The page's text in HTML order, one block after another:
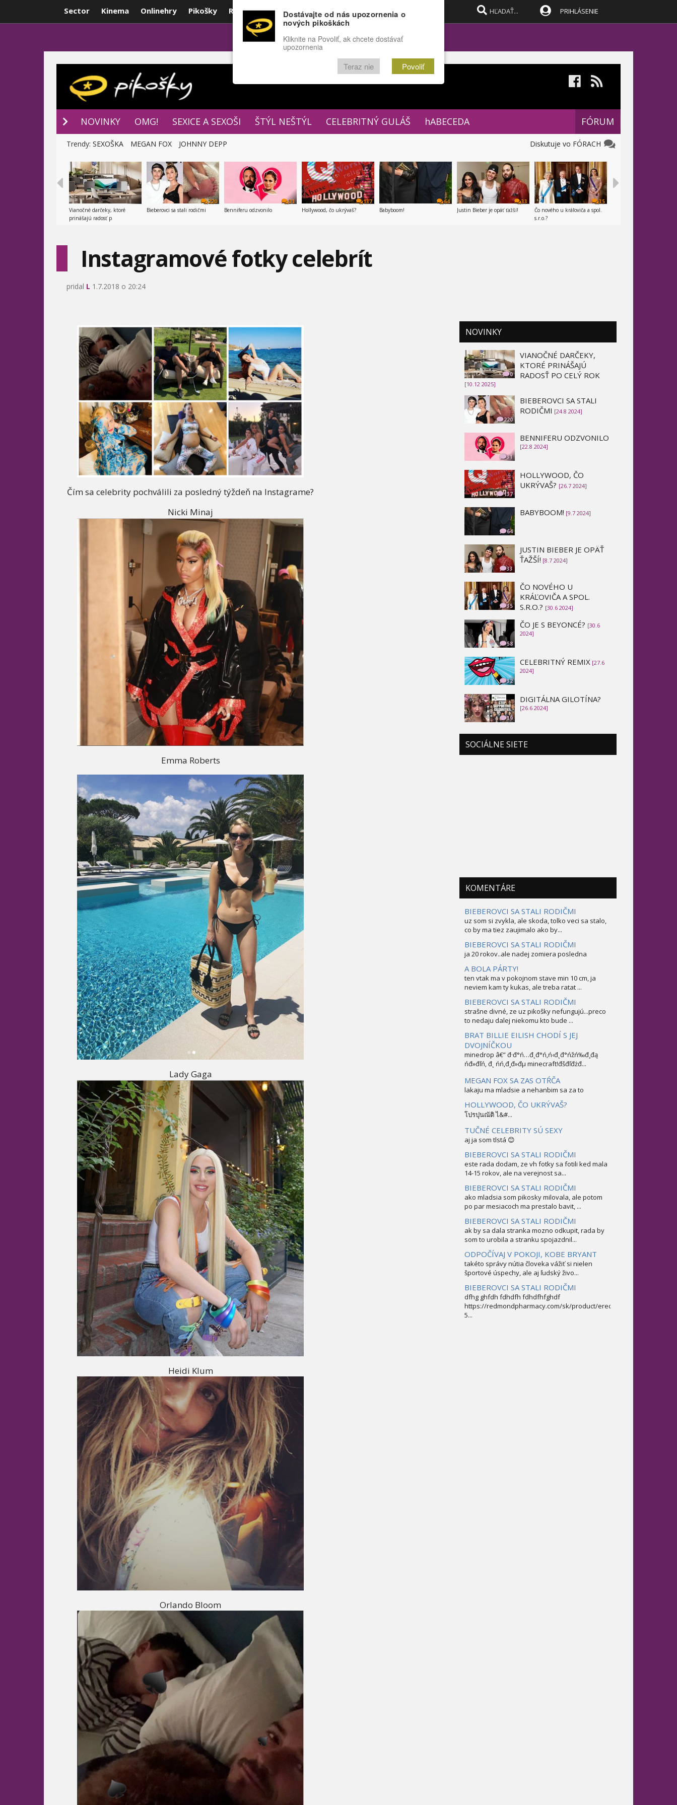
Sector Kinema Onlinehry Pikošky Rozprávky Funny Docu
POPULÁRNE FÓRUM
PRIHLÁSENIE
NOVINKY OMG! SEXICE A SEXOŠI ŠTÝL NEŠTÝL CELEBRITNÝ GULÁŠ hABECEDA FÓRUM
Diskutuje vo FÓRACH
Trendy: SEXOŠKA MEGAN FOX JOHNNY DEPP
Vianočné darčeky, ktoré
prinášajú radosť p
220
Bieberovci sa stali rodičmi
31
Benniferu odzvonilo
137
Hollywood, čo ukrývaš?
64
Babyboom!
33
Justin Bieber je opäť ťažší!
35
Čo nového u kráľoviča a spol.
s.r.o.?
Instagramové fotky celebrít
pridal L 1.7.2018 o 20:24
Čím sa celebrity pochválili za posledný týždeň na Instagrame?
Nicki Minaj
Emma Roberts
Lady Gaga
Heidi Klum
Orlando Bloom
NOVINKY
0
VIANOČNÉ DARČEKY,
KTORÉ PRINÁŠAJÚ
RADOSŤ PO CELÝ ROK
[10.12 2025]
220
BIEBEROVCI SA STALI
RODIČMI [24.8 2024]
31
BENNIFERU ODZVONILO
[22.8 2024]
137
HOLLYWOOD, ČO
UKRÝVAŠ? [26.7 2024]
64
BABYBOOM! [9.7 2024]
33
JUSTIN BIEBER JE OPÄŤ
ŤAŽŠÍ! [8.7 2024]
35
ČO NOVÉHO U
KRÁĽOVIČA A SPOL.
S.R.O.? [30.6 2024]
58
ČO JE S BEYONCÉ? [30.6
2024]
32
CELEBRITNÝ REMIX [27.6
2024]
39
DIGITÁLNA GILOTÍNA?
[26.6 2024]
SOCIÁLNE SIETE
KOMENTÁRE
BIEBEROVCI SA STALI RODIČMI
uz som si zvykla, ale skoda, tolko veci sa stalo,
co by ma tiez zaujimalo ako by...
BIEBEROVCI SA STALI RODIČMI
ja 20 rokov..ale nadej zomiera posledna
A BOLA PÁRTY!
ten vtak ma v pokojnom stave min 10 cm, ja
neviem kam ty kukas, ale treba ratat ...
BIEBEROVCI SA STALI RODIČMI
strašne divné, ze uz pikošky nefungujú...preco
to nedaju dalej niekomu kto bude ...
BRAT BILLIE EILISH CHODÍ S JEJ
DVOJNÍČKOU
minedrop â€” đ·đ°ń…đ˛đ°ń‚ń‹đ˛đ°ńžń‰đ¸đą
ńđ»đľń‚ đ˛ ńń‚đ¸đ»đµ minecraft!đšđľđżđ...
MEGAN FOX SA ZAS OTŔČA
lakaju ma mladsie a nehanbim sa za to
HOLLYWOOD, ČO UKRÝVAŠ?
โปรปุนณัติ ไ&#...
TUČNÉ CELEBRITY SÚ SEXY
aj ja som tlstá 😊
BIEBEROVCI SA STALI RODIČMI
este rada dodam, ze vh fotky sa fotili ked mala
14-15 rokov, ale na verejnost sa...
BIEBEROVCI SA STALI RODIČMI
ako mladsia som pikosky milovala, ale potom
po par mesiacoch ma prestalo bavit, ...
BIEBEROVCI SA STALI RODIČMI
ak by sa dala stranka mozno odkupit, rada by
som to urobila a stranku spojazdnil...
ODPOČÍVAJ V POKOJI, KOBE BRYANT
takéto správy nútia človeka vážiť si nielen
športové úspechy, ale aj ľudský živo...
BIEBEROVCI SA STALI RODIČMI
dfhg ghfdh fdhdfh fdhdfhfghdf
https://redmondpharmacy.com/sk/product/erectofil-
5...
Dostávajte od nás upozornenia o
nových pikoškách
Kliknite na Povoliť, ak chcete dostávať
upozornenia
Teraz nie Povoliť